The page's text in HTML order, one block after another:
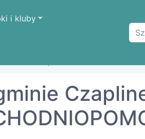
i kluby